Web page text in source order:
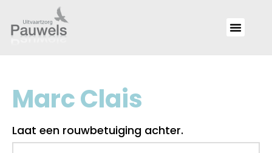
Marc Clais
Laat een rouwbetuiging achter.